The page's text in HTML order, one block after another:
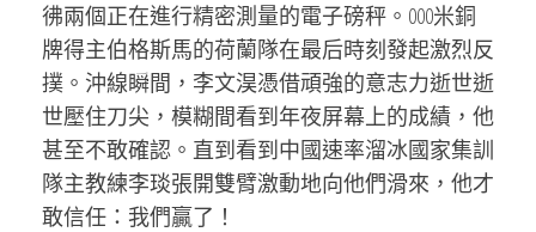
彿兩個正在進行精密測量的電子磅秤。000米銅
牌得主伯格斯馬的荷蘭隊在最后時刻發起激烈反
撲。沖線瞬間，李文淏憑借頑強的意志力逝世逝
世壓住刀尖，模糊間看到年夜屏幕上的成績，他
甚至不敢確認。直到看到中國速率溜冰國家集訓
隊主教練李琰張開雙臂激動地向他們滑來，他才
敢信任：我們贏了！